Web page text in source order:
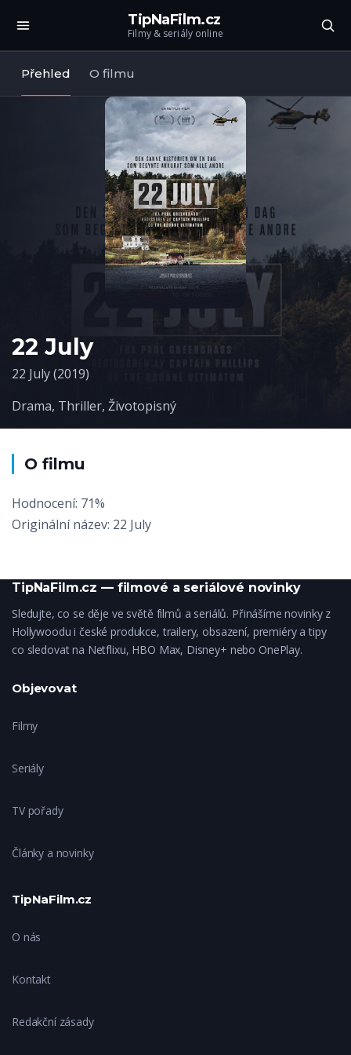
TipNaFilm.cz
Filmy & seriály online
Přehled O filmu
22 July
22 July (2019)
Drama, Thriller, Životopisný
O filmu
Hodnocení: 71%
Originální název: 22 July
TipNaFilm.cz — filmové a seriálové novinky
Sledujte, co se děje ve světě filmů a seriálů. Přinášíme novinky z
Hollywoodu i české produkce, trailery, obsazení, premiéry a tipy
co sledovat na Netflixu, HBO Max, Disney+ nebo OnePlay.
Objevovat
Filmy
Seriály
TV pořady
Články a novinky
TipNaFilm.cz
O nás
Kontakt
Redakční zásady